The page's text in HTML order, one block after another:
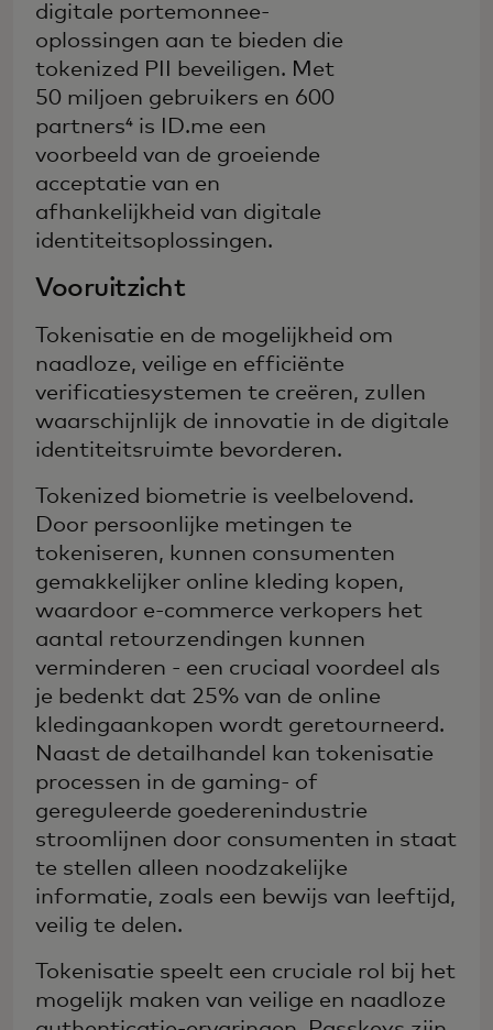
digitale portemonnee-
oplossingen aan te bieden die
tokenized PII beveiligen. Met
50 miljoen gebruikers en 600
partners⁴ is ID.me een
voorbeeld van de groeiende
acceptatie van en
afhankelijkheid van digitale
identiteitsoplossingen.
Vooruitzicht
Tokenisatie en de mogelijkheid om
naadloze, veilige en efficiënte
verificatiesystemen te creëren, zullen
waarschijnlijk de innovatie in de digitale
identiteitsruimte bevorderen.
Tokenized biometrie is veelbelovend.
Door persoonlijke metingen te
tokeniseren, kunnen consumenten
gemakkelijker online kleding kopen,
waardoor e-commerce verkopers het
aantal retourzendingen kunnen
verminderen - een cruciaal voordeel als
je bedenkt dat 25% van de online
kledingaankopen wordt geretourneerd.
Naast de detailhandel kan tokenisatie
processen in de gaming- of
gereguleerde goederenindustrie
stroomlijnen door consumenten in staat
te stellen alleen noodzakelijke
informatie, zoals een bewijs van leeftijd,
veilig te delen.
Tokenisatie speelt een cruciale rol bij het
mogelijk maken van veilige en naadloze